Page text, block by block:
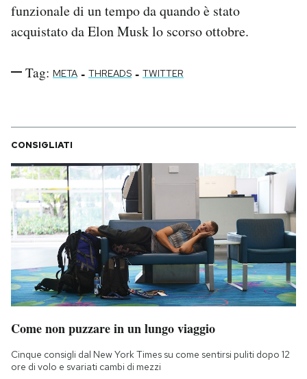
funzionale di un tempo da quando è stato
acquistato da Elon Musk lo scorso ottobre.
Tag: META - THREADS - TWITTER
CONSIGLIATI
Come non puzzare in un lungo viaggio
Cinque consigli dal New York Times su come sentirsi puliti dopo 12
ore di volo e svariati cambi di mezzi